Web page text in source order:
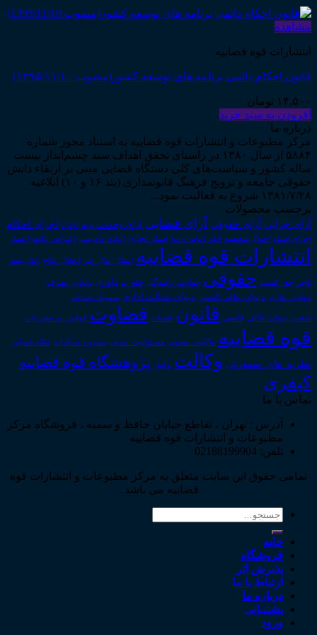
مشاهده
انتشارات قوه قضاییه
قانون احکام دائمی برنامه های توسعه کشور(مصوب ۱۳۹۵/۱۱/۱۰)
۱۴,۵۰۰ تومان
افزودن به سبد خرید
درباره ما
مرکز مطبوعات و انتشارات قوه قضاییه به استناد مجوز شماره
۵۸۸۴ از سال ۱۳۸۰ در راستای تحقق اهداف سند چشم‌انداز بیست
ساله کشور و سیاست‌های کلی دستگاه قضایی مبنی بر ارتقاء دانش
حقوقی جامعه و ترویج فرهنگ قانونمداری (بند ۱۶ و ۱۰) ابلاغیه
۱۳۸۱/۷/۲۸ شروع به فعالیت نمود...
برچسب محصولات
آرای جزایی آرای حقوقی آرای قضایی آرای وحدت رویه اجاره اجرای احکام
اجرای اسناد احوال شخصیه ادله_اثبات_دعوا اسناد_تجاری اعاده_دادرسی اعتراض_ثالث اعسار
انتشارات قوه قضاییه انتقال_مال_غیر انحلال_نکاح بانک بیمه
تاجر حق_کسب حقوقی حوادث_رانندگی خلع_ید داوری دعاوی_تصرف
دعاوی_طاری دیوان عالی کشور دیوان عدالت اداری سقوط_تعهدات
شعب_دیوان_عالی قاضی قانون قضات قضاوت قوانین_و_مقررات
قوه قضاییه مالکیت_معنوی مسئولیت_مدنی مشروح مذاکرات نظام قضایی
نظریه_های_مشورتی وکالت وکیل پژوهشگاه قوه قضاییه
کیفری
تماس با ما
آدرس : تهران ، تقاطع خیابان حافظ و سمیه ، فروشگاه مرکز
مطبوعات و انتشارات قوه قضاییه
تلفن: 02188199904
تمامی حقوق این سایت متعلق به مرکز مطبوعات و انتشارات قوه
قضاییه می باشد .
جستجو
خانه
فروشگاه
پذیرش اثر
ارتباط با ما
درباره ما
پشتیبانی
ورود